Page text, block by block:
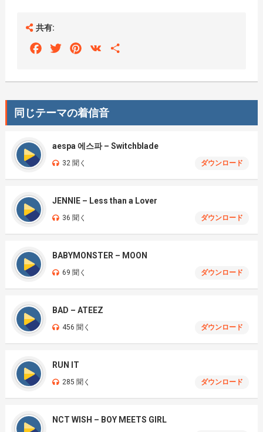
共有:
FacebookTwitterPinterest
VK
同じテーマの着信音
aespa 에스파 – Switchblade
32 聞く ダウンロード
JENNIE – Less than a Lover
36 聞く ダウンロード
BABYMONSTER – MOON
69 聞く ダウンロード
BAD – ATEEZ
456 聞く ダウンロード
RUN IT
285 聞く ダウンロード
NCT WISH – BOY MEETS GIRL